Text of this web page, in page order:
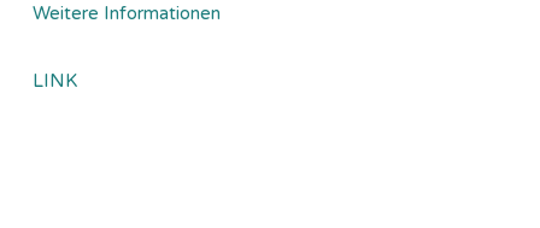
Weitere Informationen
LINK